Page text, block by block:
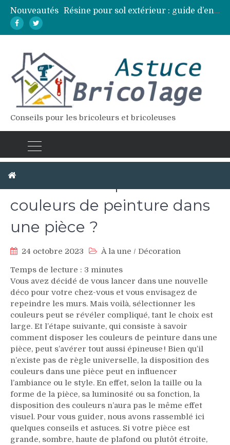
Nouveautés
Résine pour sol extérieur : guide d’entretien et réparation des fissures
Pose d’une dalle béton : 7 erreurs à éviter pour un résultat durable
Conseils pour les bricoleurs et bricoleuses
Comment disposer les
couleurs de peinture dans
une pièce ?
24 octobre 2023 À la une / Décoration
Temps de lecture : 3 minutes
Vous avez décidé de vous lancer dans une nouvelle
déco pour votre chez-vous et vous envisagez de
repeindre les murs. Mais voilà, sélectionner les
couleurs peut se révéler compliqué, tant le choix est
large. Et l’étape suivante, qui consiste à savoir
comment disposer les couleurs de peinture dans une
pièce, peut s’avérer tout aussi épineuse ! Bien qu’il
n’existe pas de règle universelle, la disposition des
couleurs dans une pièce peut en influencer
l’ambiance ou le style. En effet, selon la taille ou la
forme de la pièce, sa luminosité ou sa fonction, la
disposition des couleurs n’aura pas le même effet
visuel. Pour vous guider, nous avons rassemblé ici
quelques conseils et astuces. Si votre pièce est
grande, sombre, haute de plafond ou plutôt étroite,